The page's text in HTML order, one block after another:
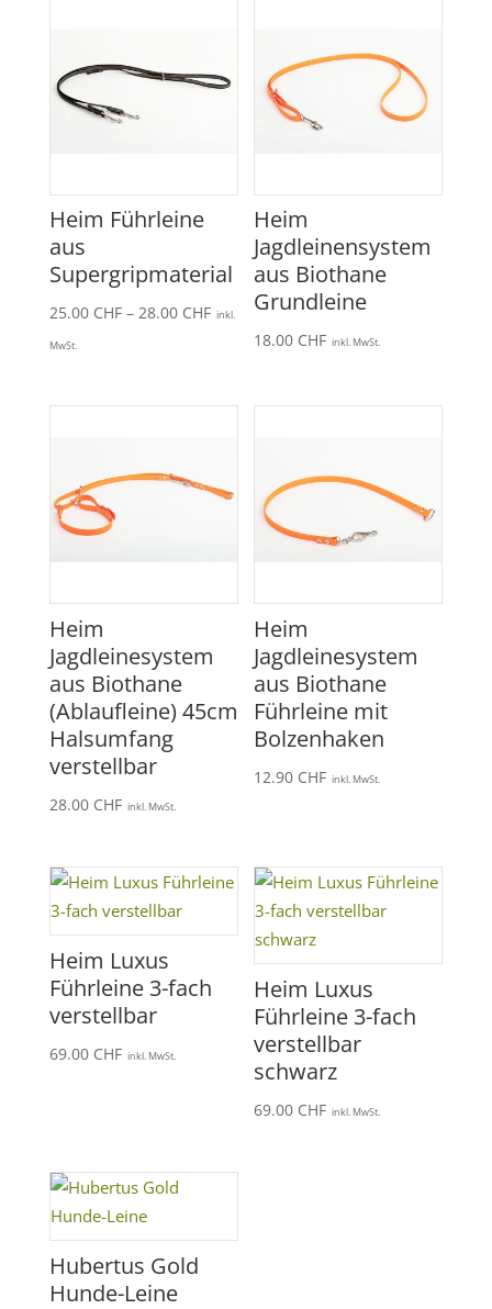
Heim Führleine
aus
Supergripmaterial
25.00 CHF – 28.00 CHFPreisspanne:
25.00 CHF
inkl.
MwSt.
Heim
Jagdleinensystem
aus Biothane
Grundleine
18.00 CHF inkl. MwSt.
Heim
Jagdleinesystem
aus Biothane
(Ablaufleine) 45cm
Halsumfang
verstellbar
28.00 CHF inkl. MwSt.
Heim
Jagdleinesystem
aus Biothane
Führleine mit
Bolzenhaken
12.90 CHF inkl. MwSt.
Heim Luxus
Führleine 3-fach
verstellbar
69.00 CHF inkl. MwSt.
Heim Luxus
Führleine 3-fach
verstellbar
schwarz
69.00 CHF inkl. MwSt.
Hubertus Gold
Hunde-Leine